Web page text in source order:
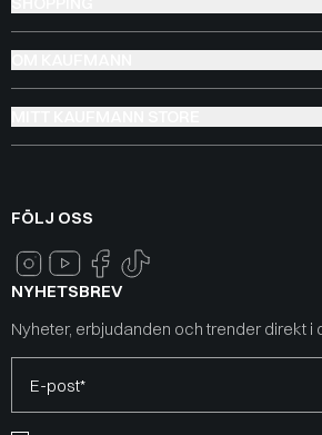
FÖLJ OSS
NYHETSBREV
Nyheter, erbjudanden och trender direkt i
E-post*